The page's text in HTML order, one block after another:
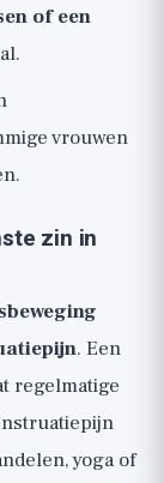
of een
vrouwen
zin in
. Een
regelmatige
yoga of